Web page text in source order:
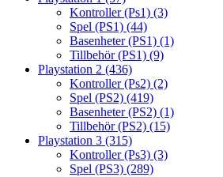
Kontroller (Ps1) (3)
Spel (PS1) (44)
Basenheter (PS1) (1)
Tillbehör (PS1) (9)
Playstation 2 (436)
Kontroller (Ps2) (2)
Spel (PS2) (419)
Basenheter (PS2) (1)
Tillbehör (PS2) (15)
Playstation 3 (315)
Kontroller (Ps3) (3)
Spel (PS3) (289)